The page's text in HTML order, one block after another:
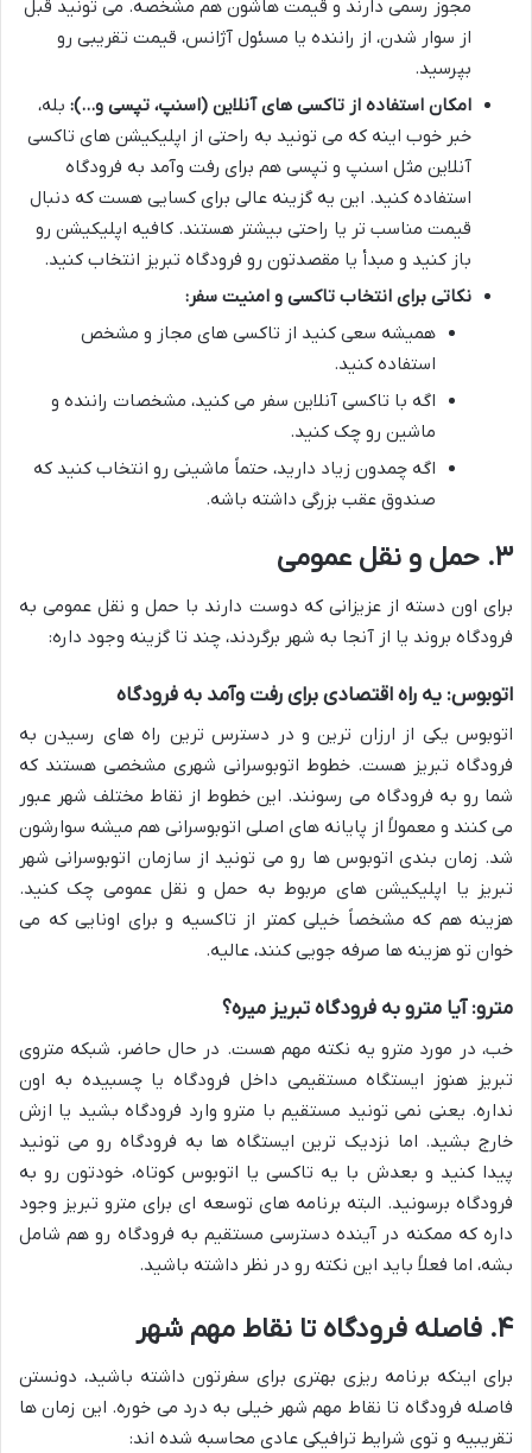
مجوز رسمی دارند و قیمت هاشون هم مشخصه. می تونید قبل
از سوار شدن، از راننده یا مسئول آژانس، قیمت تقریبی رو
بپرسید.
امکان استفاده از تاکسی های آنلاین (اسنپ، تپسی و…): بله،
خبر خوب اینه که می تونید به راحتی از اپلیکیشن های تاکسی
آنلاین مثل اسنپ و تپسی هم برای رفت وآمد به فرودگاه
استفاده کنید. این یه گزینه عالی برای کسایی هست که دنبال
قیمت مناسب تر یا راحتی بیشتر هستند. کافیه اپلیکیشن رو
باز کنید و مبدأ یا مقصدتون رو فرودگاه تبریز انتخاب کنید.
نکاتی برای انتخاب تاکسی و امنیت سفر:
همیشه سعی کنید از تاکسی های مجاز و مشخص
استفاده کنید.
اگه با تاکسی آنلاین سفر می کنید، مشخصات راننده و
ماشین رو چک کنید.
اگه چمدون زیاد دارید، حتماً ماشینی رو انتخاب کنید که
صندوق عقب بزرگی داشته باشه.
۳. حمل و نقل عمومی
برای اون دسته از عزیزانی که دوست دارند با حمل و نقل عمومی به
فرودگاه بروند یا از آنجا به شهر برگردند، چند تا گزینه وجود داره:
اتوبوس: یه راه اقتصادی برای رفت وآمد به فرودگاه
اتوبوس یکی از ارزان ترین و در دسترس ترین راه های رسیدن به
فرودگاه تبریز هست. خطوط اتوبوسرانی شهری مشخصی هستند که
شما رو به فرودگاه می رسونند. این خطوط از نقاط مختلف شهر عبور
می کنند و معمولاً از پایانه های اصلی اتوبوسرانی هم میشه سوارشون
شد. زمان بندی اتوبوس ها رو می تونید از سازمان اتوبوسرانی شهر
تبریز یا اپلیکیشن های مربوط به حمل و نقل عمومی چک کنید.
هزینه هم که مشخصاً خیلی کمتر از تاکسیه و برای اونایی که می
خوان تو هزینه ها صرفه جویی کنند، عالیه.
مترو: آیا مترو به فرودگاه تبریز میره؟
خب، در مورد مترو یه نکته مهم هست. در حال حاضر، شبکه متروی
تبریز هنوز ایستگاه مستقیمی داخل فرودگاه یا چسبیده به اون
نداره. یعنی نمی تونید مستقیم با مترو وارد فرودگاه بشید یا ازش
خارج بشید. اما نزدیک ترین ایستگاه ها به فرودگاه رو می تونید
پیدا کنید و بعدش با یه تاکسی یا اتوبوس کوتاه، خودتون رو به
فرودگاه برسونید. البته برنامه های توسعه ای برای مترو تبریز وجود
داره که ممکنه در آینده دسترسی مستقیم به فرودگاه رو هم شامل
بشه، اما فعلاً باید این نکته رو در نظر داشته باشید.
۴. فاصله فرودگاه تا نقاط مهم شهر
برای اینکه برنامه ریزی بهتری برای سفرتون داشته باشید، دونستن
فاصله فرودگاه تا نقاط مهم شهر خیلی به درد می خوره. این زمان ها
تقریبیه و توی شرایط ترافیکی عادی محاسبه شده اند: